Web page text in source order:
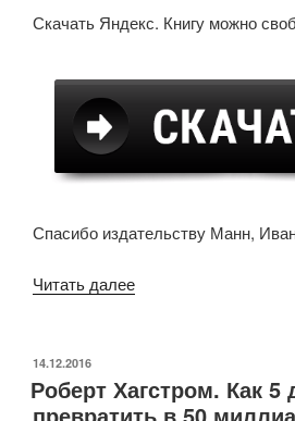
Скачать Яндекс. Книгу можно
Спасибо издательству Манн,
Читать далее«Яндекс.Книга»
ОПУБЛИКОВАНО
14.12.2016
Роберт Хагстром. Как 5